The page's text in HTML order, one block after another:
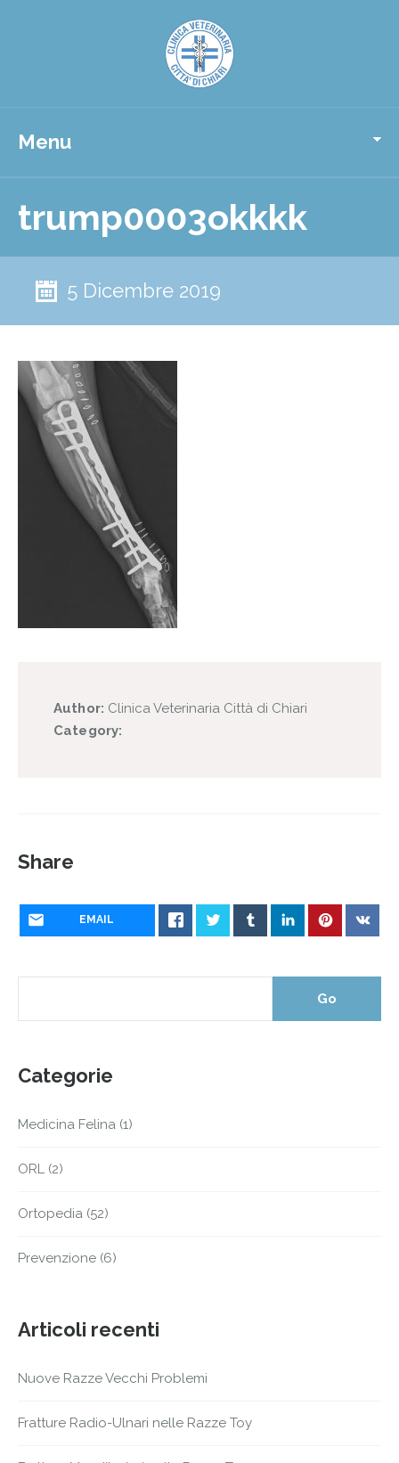
Menu
trump0003okkkk
5 Dicembre 2019
Author: Clinica Veterinaria Città di Chiari
Category:
Share
EMAIL
Categorie
Medicina Felina (1)
ORL (2)
Ortopedia (52)
Prevenzione (6)
Articoli recenti
Nuove Razze Vecchi Problemi
Fratture Radio-Ulnari nelle Razze Toy